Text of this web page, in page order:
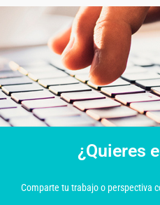
¿Quieres
Comparte tu trabajo o perspectiva